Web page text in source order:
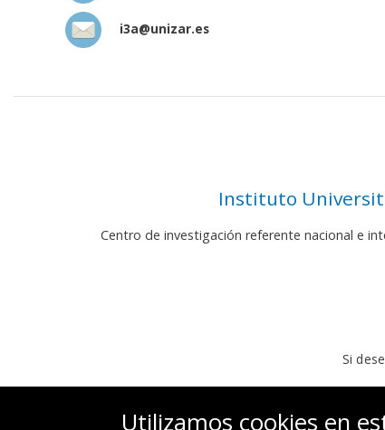
i3a@unizar.es
Instituto
Centro de investigación referente nacional e
Si
Utilizamos cookies en